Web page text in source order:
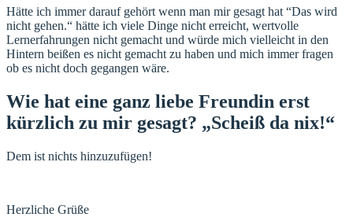
Hätte ich immer darauf gehört wenn man mir gesagt hat “Das wird
nicht gehen.“ hätte ich viele Dinge nicht erreicht, wertvolle
Lernerfahrungen nicht gemacht und würde mich vielleicht in den
Hintern beißen es nicht gemacht zu haben und mich immer fragen
ob es nicht doch gegangen wäre.
Wie hat eine ganz liebe Freundin erst
kürzlich zu mir gesagt? „Scheiß da nix!“
Dem ist nichts hinzuzufügen!
Herzliche Grüße